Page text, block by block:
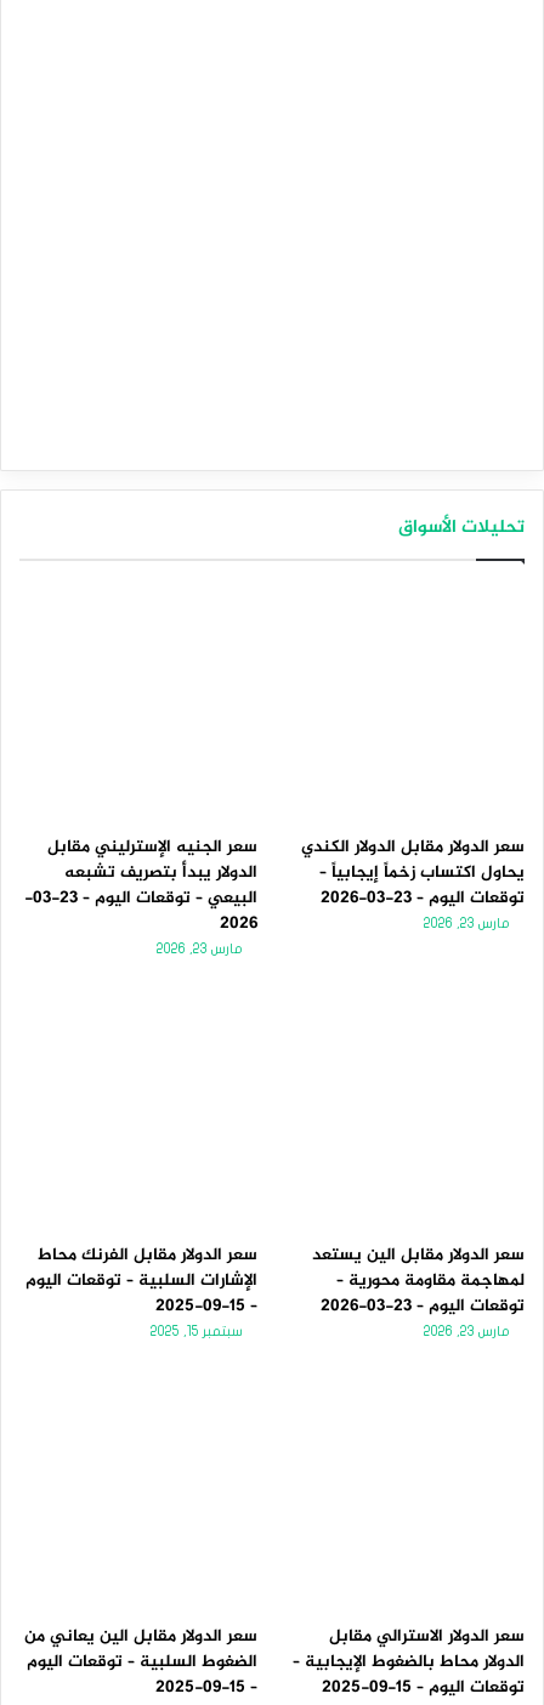
تحليلات الأسواق
سعر الدولار مقابل الدولار الكندي
يحاول اكتساب زخماً إيجابياً –
توقعات اليوم – 23-03-2026
مارس 23, 2026
سعر الجنيه الإسترليني مقابل
الدولار يبدأ بتصريف تشبعه
البيعي – توقعات اليوم – 23-03-
2026
مارس 23, 2026
سعر الدولار مقابل الين يستعد
لمهاجمة مقاومة محورية –
توقعات اليوم – 23-03-2026
مارس 23, 2026
سعر الدولار مقابل الفرنك محاط
الإشارات السلبية – توقعات اليوم
– 15-09-2025
سبتمبر 15, 2025
سعر الدولار الاسترالي مقابل
الدولار محاط بالضغوط الإيجابية –
توقعات اليوم – 15-09-2025
سعر الدولار مقابل الين يعاني من
الضغوط السلبية – توقعات اليوم
– 15-09-2025